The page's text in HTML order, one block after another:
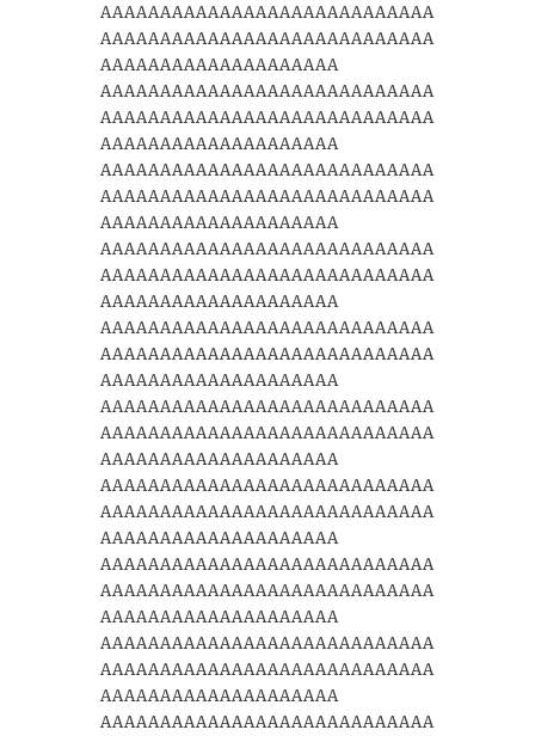
AAAAAAAAAAAAAAAAAAAAAAAAAAAA
AAAAAAAAAAAAAAAAAAAAAAAAAAAA
AAAAAAAAAAAAAAAAAAAA
AAAAAAAAAAAAAAAAAAAAAAAAAAAA
AAAAAAAAAAAAAAAAAAAAAAAAAAAA
AAAAAAAAAAAAAAAAAAAA
AAAAAAAAAAAAAAAAAAAAAAAAAAAA
AAAAAAAAAAAAAAAAAAAAAAAAAAAA
AAAAAAAAAAAAAAAAAAAA
AAAAAAAAAAAAAAAAAAAAAAAAAAAA
AAAAAAAAAAAAAAAAAAAAAAAAAAAA
AAAAAAAAAAAAAAAAAAAA
AAAAAAAAAAAAAAAAAAAAAAAAAAAA
AAAAAAAAAAAAAAAAAAAAAAAAAAAA
AAAAAAAAAAAAAAAAAAAA
AAAAAAAAAAAAAAAAAAAAAAAAAAAA
AAAAAAAAAAAAAAAAAAAAAAAAAAAA
AAAAAAAAAAAAAAAAAAAA
AAAAAAAAAAAAAAAAAAAAAAAAAAAA
AAAAAAAAAAAAAAAAAAAAAAAAAAAA
AAAAAAAAAAAAAAAAAAAA
AAAAAAAAAAAAAAAAAAAAAAAAAAAA
AAAAAAAAAAAAAAAAAAAAAAAAAAAA
AAAAAAAAAAAAAAAAAAAA
AAAAAAAAAAAAAAAAAAAAAAAAAAAA
AAAAAAAAAAAAAAAAAAAAAAAAAAAA
AAAAAAAAAAAAAAAAAAAA
AAAAAAAAAAAAAAAAAAAAAAAAAAAA